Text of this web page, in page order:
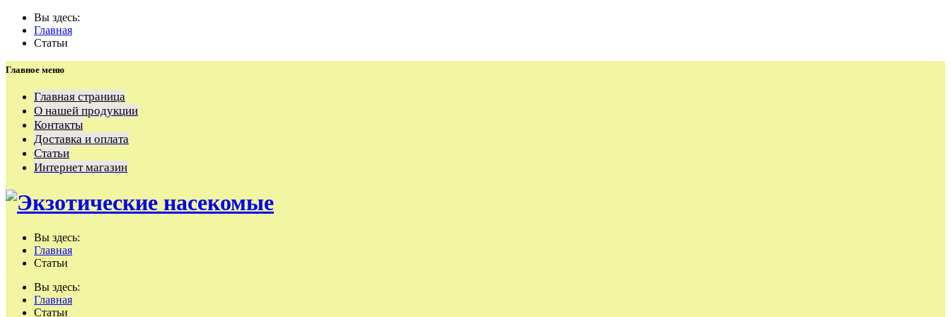
Вы здесь:
Главная
Статьи
Главное меню
Главная страница
О нашей продукции
Контакты
Доставка и оплата
Статьи
Интернет магазин
Вы здесь:
Главная
Статьи
Вы здесь:
Главная
Статьи